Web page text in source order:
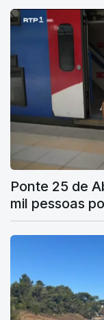
Ponte 25 de
mil pessoas